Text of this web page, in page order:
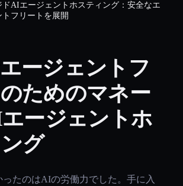
ドAIエージェントホスティング：安全なエ
トフリートを展開
ージェントフ
ためのマネー
ージェントホ
グ
ったのはAIの労働力でした。手に入